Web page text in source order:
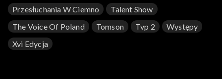
Przesłuchania W Ciemno
Talent Show
The Voice Of Poland
Tomson Tvp 2
Występy
Xvi Edycja